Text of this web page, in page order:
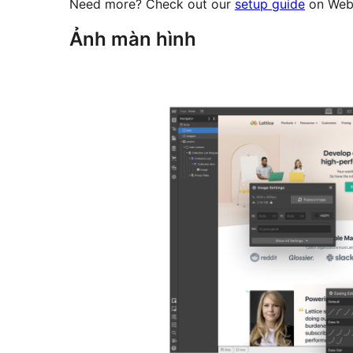
Need more? Check out our setup guide on
Ảnh màn hình